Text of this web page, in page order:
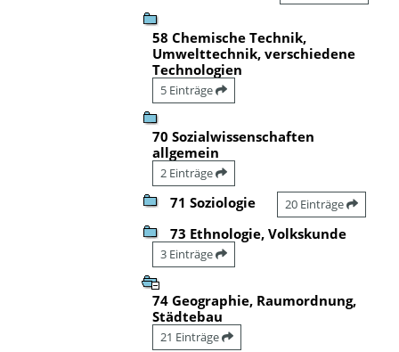
58 Chemische Technik,
Umwelttechnik, verschiedene
Technologien
5 Einträge
70 Sozialwissenschaften
allgemein
2 Einträge
71 Soziologie 20 Einträge
73 Ethnologie, Volkskunde
3 Einträge
74 Geographie, Raumordnung,
Städtebau
21 Einträge